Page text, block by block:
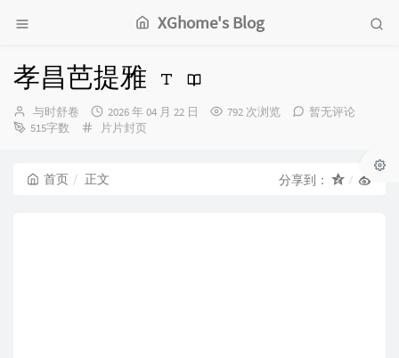
XGhome's Blog
孝昌芭提雅‌
博
主：
与时舒卷
发
布
2026 年 04 月 22 日 792 次浏览
暂无评论
515字数
分
片片封页
首页 正文 分享到：